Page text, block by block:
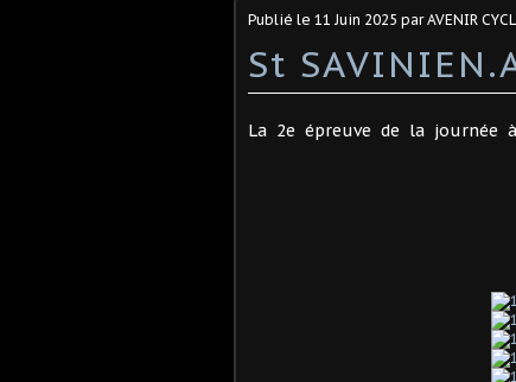
Publié le 11 Juin 2025 par AVENIR
St
La 2e épreuve de la journée